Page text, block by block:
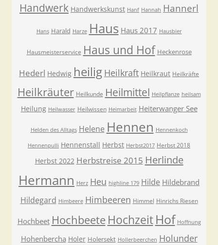
Handwerk Handwerkskunst Hanf Hannah Hannerl
Hans Harald Harze Haus Haus 2017 Hausbier
Hausmeisterservice Haus und Hof Heckenrose
Hederl Hedwig heilig Heilkraft Heilkraut Heilkräfte
Heilkräuter Heilkunde Heilmittel Heilpflanze heilsam
Heilung Heilwasser Heilwissen Heimarbeit Heiterwanger See
Helden des Alltags Helene Hennen Hennenkoch
Hennenpulli Hennenstall Herbst Herbst2017 Herbst 2018
Herbst 2022 Herbstreise 2015 Herlinde
Hermann Herz Heu highline 179 Hilde Hildebrand
Hildegard Himbeere Himbeeren Himmel Hinrichs Riesen
Hochbeet Hochbeete Hochzeit Hof Hoffnung
Hohenbercha Holer Holersekt Hollerbeerchen Holunder